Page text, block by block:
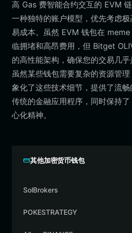
高 Gas 费智能合约交互的 EVM
一种独特的账户模型，优先考虑
易成本。虽然 EVM 钱包在
临拥堵和高昂费用，但 Bitget
的高性能架构，确保您的交易几乎
虽然某些钱包需要复杂的资源管
象化了这些技术细节，提供了流
传统的金融应用程序，同时保持
心化精神。
其他加密货币钱包
SolBrokers
POKESTRATEGY